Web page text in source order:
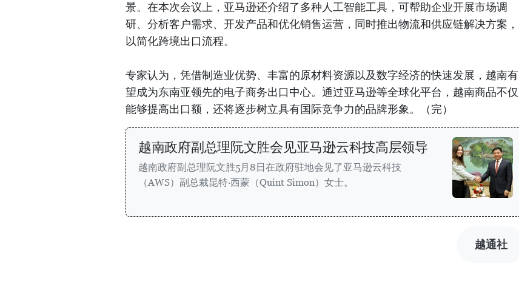
景。在本次会议上，亚马逊还介绍了多种人工智能工具，可帮助企业开展市场调
研、分析客户需求、开发产品和优化销售运营，同时推出物流和供应链解决方案，
以简化跨境出口流程。
专家认为，凭借制造业优势、丰富的原材料资源以及数字经济的快速发展，越南有
望成为东南亚领先的电子商务出口中心。通过亚马逊等全球化平台，越南商品不仅
能够提高出口额，还将逐步树立具有国际竞争力的品牌形象。（完）
越南政府副总理阮文胜会见亚马逊云科技高层领导
越南政府副总理阮文胜5月8日在政府驻地会见了亚马逊云科技
（AWS）副总裁昆特·西蒙（Quint Simon）女士。
越通社